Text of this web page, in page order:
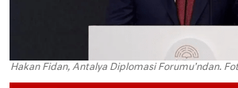
Hakan Fidan, Antalya Diplomasi Forumu'ndan.